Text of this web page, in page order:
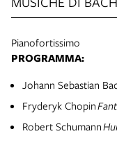
Pianofortissimo
PROGRAMMA:
Johann Sebastian
Fryderyk Chopin
Robert Schumann